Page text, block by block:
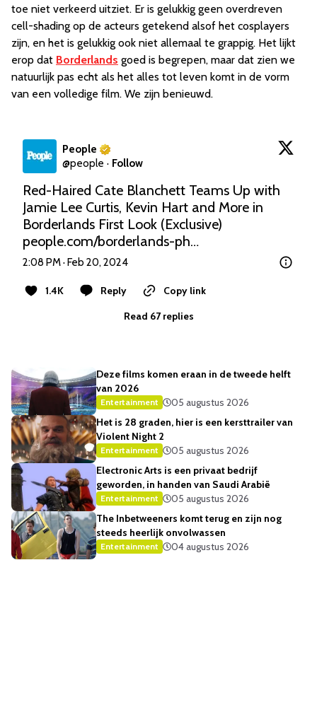
toe niet verkeerd uitziet. Er is gelukkig geen overdreven
cell-shading op de acteurs getekend alsof het cosplayers
zijn, en het is gelukkig ook niet allemaal te grappig. Het lijkt
erop dat Borderlands goed is begrepen, maar dat zien we
natuurlijk pas echt als het alles tot leven komt in de vorm
van een volledige film. We zijn benieuwd.
People
@people · Follow
Red-Haired Cate Blanchett Teams Up with
Jamie Lee Curtis, Kevin Hart and More in
people.com/borderlands-ph…
2:08 PM · Feb 20, 2024
1.4K Reply
Copy link
Read 67 replies
Deze films komen eraan in de tweede helft
van 2026
Entertainment
05 augustus 2026
Het is 28 graden, hier is een kersttrailer van
Violent Night 2
Entertainment
05 augustus 2026
Electronic Arts is een privaat bedrijf
geworden, in handen van Saudi Arabië
Entertainment
05 augustus 2026
The Inbetweeners komt terug en zijn nog
steeds heerlijk onvolwassen
Entertainment 04 augustus 2026